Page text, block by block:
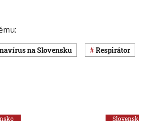
na Slovensku respirátor
Slovensko